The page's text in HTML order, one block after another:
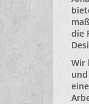
die
Wir